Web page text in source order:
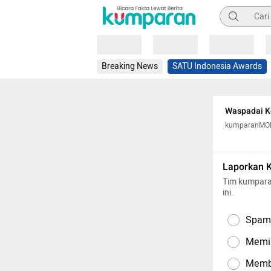
Pencarian
Breaking News SATU Indonesia Awards
Waspadai
Laporkan
Tim
ini.